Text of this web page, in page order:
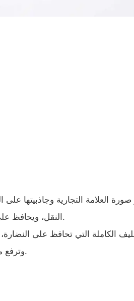
النقل، ويحافظ على المنتجات طازجة وآمنة.
وترفع من صورة العلامة التجارية.